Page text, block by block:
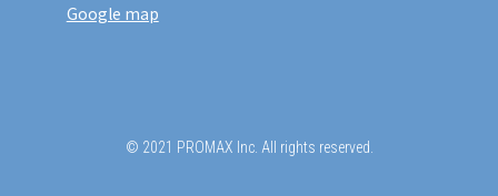
Google map
© 2021 PROMAX Inc. All rights reserved.